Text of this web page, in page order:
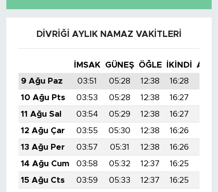
DIVRIĞI AYLIK NAMAZ VAKITLERI
İMSAK GÜNEŞ ÖĞLE İKINDI
9 Ağu Paz
03:51 05:28 12:38 16:28
10 Ağu Pts
03:53 05:28 12:38 16:27
11 Ağu Sal
03:54 05:29 12:38 16:27
12 Ağu Çar
03:55 05:30 12:38 16:26
13 Ağu Per
03:57 05:31 12:38 16:26
14 Ağu Cum
03:58 05:32 12:37 16:25
15 Ağu Cts
03:59 05:33 12:37 16:25